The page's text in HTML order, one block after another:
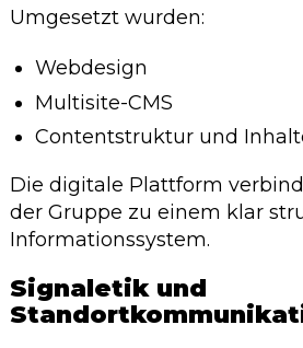
Umgesetzt wurden:
Webdesign
Multisite-CMS
Contentstruktur und
Die digitale Plattform
der Gruppe zu einem klar
Informationssystem.
Signaletik und